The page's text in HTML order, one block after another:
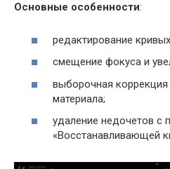
Основные особенности:
редактирование
смещение фокуса и
выборочная коррекция
материала;
удаление недочетов
«Восстанавливающей